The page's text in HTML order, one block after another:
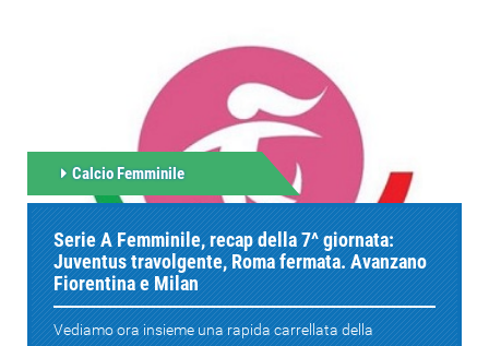
Calcio Femminile
Serie A Femminile, recap della 7^ giornata:
Juventus travolgente, Roma fermata. Avanzano
Fiorentina e Milan
Vediamo ora insieme una rapida carrellata della